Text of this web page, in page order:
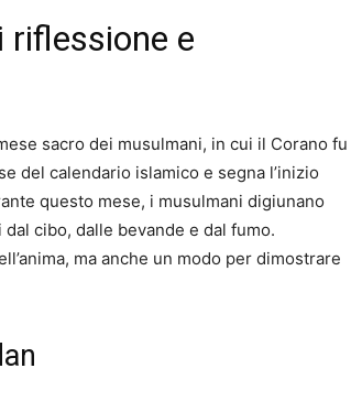
riflessione e
sacro dei musulmani, in cui il Corano fu
del calendario islamico e segna l’inizio
questo mese, i musulmani digiunano
cibo, dalle bevande e dal fumo.
ma anche un modo per dimostrare